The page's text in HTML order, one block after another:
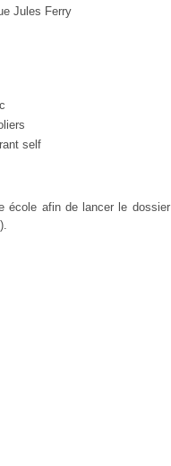
Jules Ferry
self
école afin de lancer le